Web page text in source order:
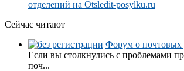
отделений на Otsledit-posylku.ru
Сейчас читают
Форум о почтовых
Если вы столкнулись с проблемами
поч...